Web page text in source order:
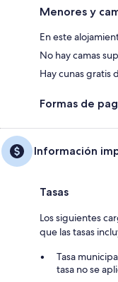
Menores y
En este
No hay camas
Hay cunas gratis
Formas de
Información
Tasas
Los siguientes
que las tasas
Tasa
tasa no se